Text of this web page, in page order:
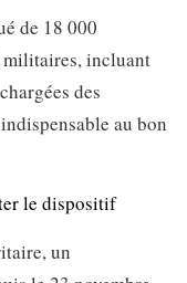
de 18 000
militaires, incluant
des
au bon
le dispositif
un